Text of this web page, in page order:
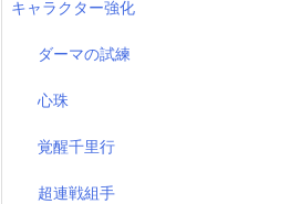
キャラクター強化
ダーマの試練
心珠
覚醒千里行
超連戦組手